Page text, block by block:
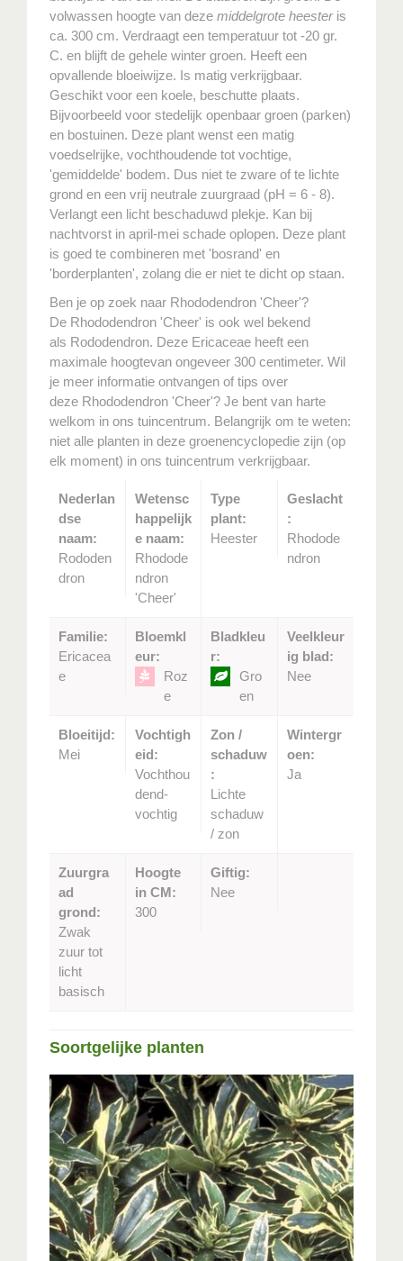
volwassen hoogte van deze middelgrote heesteris
ca. 300 cm. Verdraagt een temperatuur tot -20 gr.
C. en blijft de gehele winter groen. Heeft een
opvallende bloeiwijze. Is matig verkrijgbaar.
Geschikt voor een koele, beschutte plaats.
Bijvoorbeeld voor stedelijk openbaar groen (parken)
en bostuinen. Deze plant wenst een matig
voedselrijke, vochthoudende tot vochtige,
'gemiddelde' bodem. Dus niet te zware of te lichte
grond en een vrij neutrale zuurgraad (pH = 6 - 8).
Verlangt een licht beschaduwd plekje. Kan bij
nachtvorst in april-mei schade oplopen. Deze plant
is goed te combineren met 'bosrand' en
'borderplanten', zolang die er niet te dicht op staan.
Ben je op zoek naar Rhododendron 'Cheer'?
De Rhododendron 'Cheer' is ook wel bekend
als Rododendron. Deze Ericaceae heeft een
maximale hoogtevan ongeveer 300 centimeter. Wil
je meer informatie ontvangen of tips over
deze Rhododendron 'Cheer'? Je bent van harte
welkom in ons tuincentrum. Belangrijk om te weten:
niet alle planten in deze groenencyclopedie zijn (op
elk moment) in ons tuincentrum verkrijgbaar.
Nederlan
dse
naam:
Rododen
dron
Wetensc
happelijk
e naam:
Rhodode
ndron
'Cheer'
Type
plant:
Heester
Geslacht
:
Rhodode
ndron
Familie:
Ericacea
e
Bloemkl
eur:
Roz
e
Bladkleu
r:
Gro
en
Veelkleur
ig blad:
Nee
Bloeitijd:
Mei
Vochtigh
eid:
Vochthou
dend-
vochtig
Zon /
schaduw
:
Lichte
schaduw
/ zon
Wintergr
oen:
Ja
Zuurgra
ad
grond:
Zwak
zuur tot
licht
basisch
Hoogte
in CM:
300
Giftig:
Nee
Soortgelijke planten